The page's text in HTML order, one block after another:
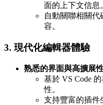
面的上下文信息
自動關聯相關
容。
3. 現代化編輯器體驗
熟悉的界面與高擴展
基於 VS Code
性。
支持豐富的插件